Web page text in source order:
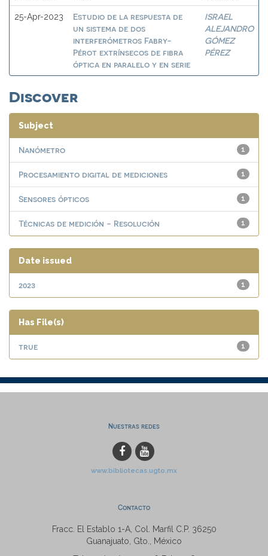
25-Apr-2023
Estudio de la respuesta de
un sistema de dos
interferómetros Fabry-
Pérot extrínsecos de fibra
óptica en paralelo y en serie
ISRAEL
ALEJANDRO
GÓMEZ
PÉREZ
Discover
Subject
1
Nanómetro
1
Procesamiento digital de mediciones
1
Sensores ópticos
1
Técnicas de medición - Resolución
Date issued
1
2023
Has File(s)
1
true
Nuestras redes
www.bibliotecas.ugto.mx
Contacto
Fracc. El Establo 1-A, Col. Marfil C.P. 36250
Guanajuato, Gto., México